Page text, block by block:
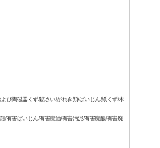
び陶磁器くず/鉱さい/がれき類/ばいじん/紙くず/木
/有害ばいじん/有害廃油/有害汚泥/有害廃酸/有害廃